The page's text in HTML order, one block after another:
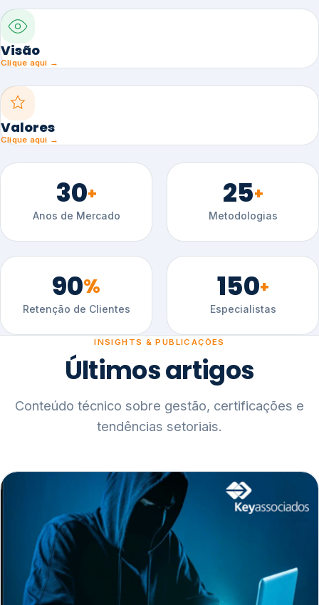
Visão
Clique aqui →
Valores
Clique aqui →
30+
Anos de Mercado
25+
Metodologias
90%
Retenção de Clientes
150+
Especialistas
INSIGHTS & PUBLICAÇÕES
Últimos artigos
Conteúdo técnico sobre gestão, certificações e
tendências setoriais.